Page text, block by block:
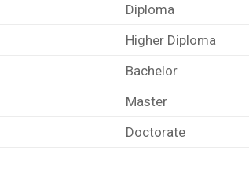
Diploma
Higher Diploma
Bachelor
Master
Doctorate